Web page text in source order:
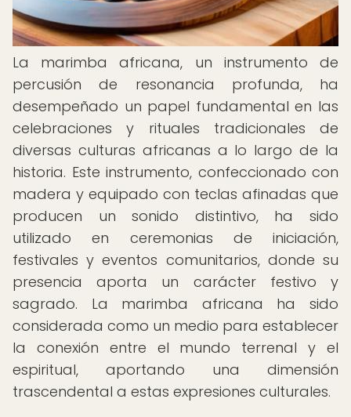
La marimba africana, un instrumento de
percusión de resonancia profunda, ha
desempeñado un papel fundamental en las
celebraciones y rituales tradicionales de
diversas culturas africanas a lo largo de la
historia. Este instrumento, confeccionado con
madera y equipado con teclas afinadas que
producen un sonido distintivo, ha sido
utilizado en ceremonias de iniciación,
festivales y eventos comunitarios, donde su
presencia aporta un carácter festivo y
sagrado. La marimba africana ha sido
considerada como un medio para establecer
la conexión entre el mundo terrenal y el
espiritual, aportando una dimensión
trascendental a estas expresiones culturales.